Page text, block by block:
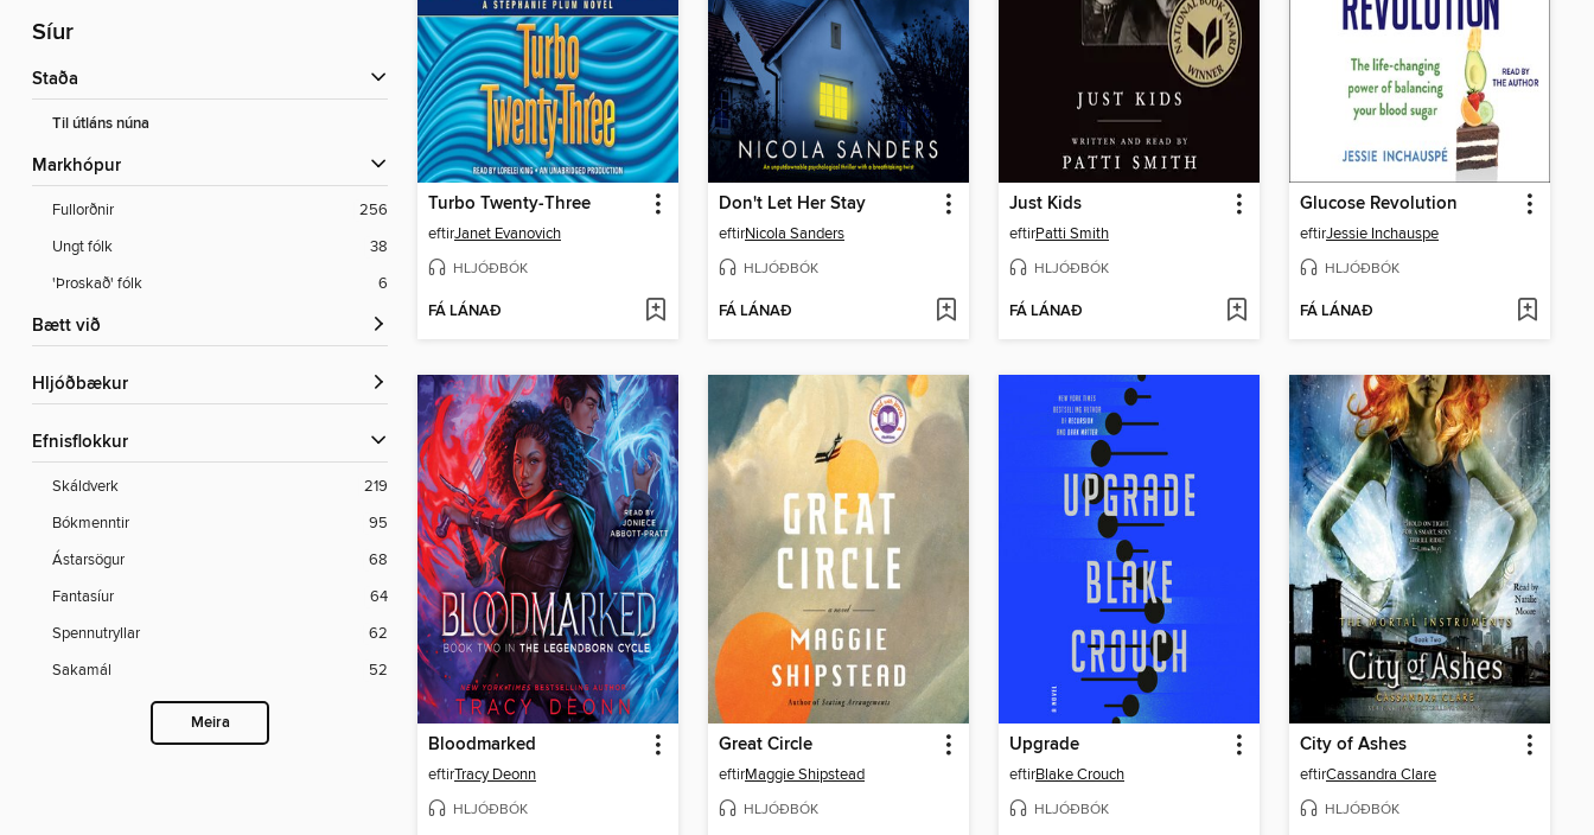
Síur
Staða
Til útláns núna
Markhópur
Fullorðnir
256
Ungt fólk
38
'Þroskað' fólk
6
Bætt við
Hljóðbækur
Efnisflokkur
Skáldverk
219
Bókmenntir
95
Ástarsögur
68
Fantasíur
64
Spennutryllar
62
Sakamál
52
Meira
Turbo Twenty-Three
eftirJanet Evanovich
HLJÓÐBÓK
FÁ LÁNAÐ
Don't Let Her Stay
eftirNicola Sanders
HLJÓÐBÓK
FÁ LÁNAÐ
Just Kids
eftirPatti Smith
HLJÓÐBÓK
FÁ LÁNAÐ
Glucose Revolution
eftirJessie Inchauspe
HLJÓÐBÓK
FÁ LÁNAÐ
Bloodmarked
eftirTracy Deonn
HLJÓÐBÓK
Great Circle
eftirMaggie Shipstead
HLJÓÐBÓK
Upgrade
eftirBlake Crouch
HLJÓÐBÓK
City of Ashes
eftirCassandra Clare
HLJÓÐBÓK